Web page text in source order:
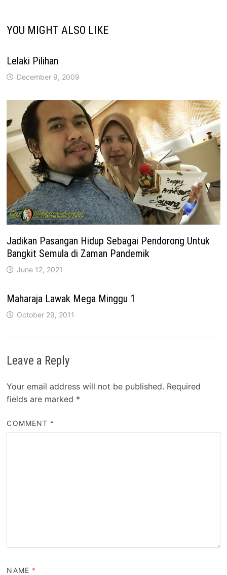
YOU MIGHT ALSO LIKE
Lelaki Pilihan
December 9, 2009
Jadikan Pasangan Hidup Sebagai Pendorong Untuk
Bangkit Semula di Zaman Pandemik
June 12, 2021
Maharaja Lawak Mega Minggu 1
October 29, 2011
Leave a Reply
Your email address will not be published. Required
fields are marked *
COMMENT *
NAME *